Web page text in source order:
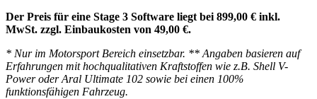
Der Preis für eine Stage 3 Software liegt bei 899,00 € inkl.
MwSt. zzgl. Einbaukosten von 49,00 €.
* Nur im Motorsport Bereich einsetzbar. ** Angaben basieren auf
Erfahrungen mit hochqualitativen Kraftstoffen wie z.B. Shell V-
Power oder Aral Ultimate 102 sowie bei einen 100%
funktionsfähigen Fahrzeug.